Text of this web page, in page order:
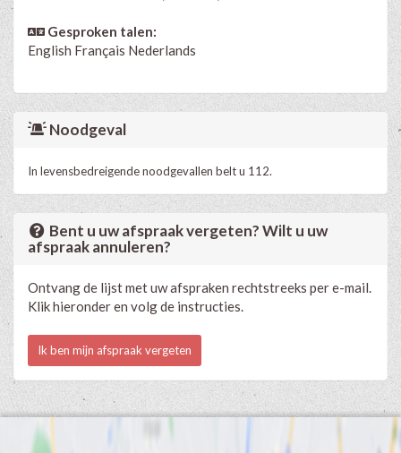
Gesproken talen:
English Français Nederlands
Noodgeval
In levensbedreigende noodgevallen belt u 112.
Bent u uw afspraak vergeten? Wilt u uw
afspraak annuleren?
Ontvang de lijst met uw afspraken rechtstreeks per e-mail.
Klik hieronder en volg de instructies.
Ik ben mijn afspraak vergeten